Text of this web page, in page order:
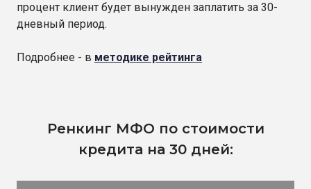
процент клиент будет вынужден заплатить за 30-
дневный период.
Подробнее - в методике рейтинга
Ренкинг МФО по стоимости
кредита на 30 дней: